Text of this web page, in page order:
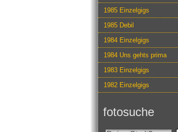
1985 Einzelgigs
1985 Debil
1984 Einzelgigs
1984 Uns gehts prima
1983 Einzelgigs
1982 Einzelgigs
fotosuche